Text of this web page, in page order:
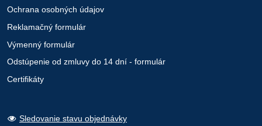
Ochrana osobných údajov
Reklamačný formulár
Výmenný formulár
Odstúpenie od zmluvy do 14 dní - formulár
Certifikáty
Sledovanie stavu objednávky